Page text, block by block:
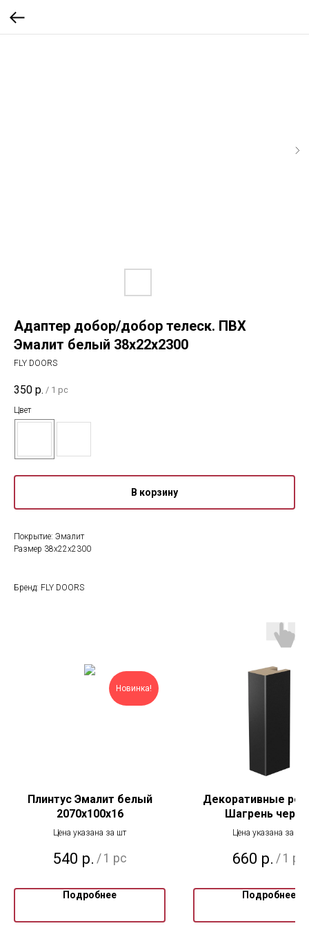
Адаптер добор/добор телеск. ПВХ
Эмалит белый 38х22х2300
FLY DOORS
350 р. / 1 pc
Цвет
В корзину
Покрытие: Эмалит
Размер 38х22х2300
Бренд: FLY DOORS
Новинка!
Плинтус Эмалит белый
2070х100х16
Цена указана за шт
540 р. / 1 pc
Подробнее
Декоративные
Шагрень
Цена указана за шт
660 р. / 1 pc
Подробнее